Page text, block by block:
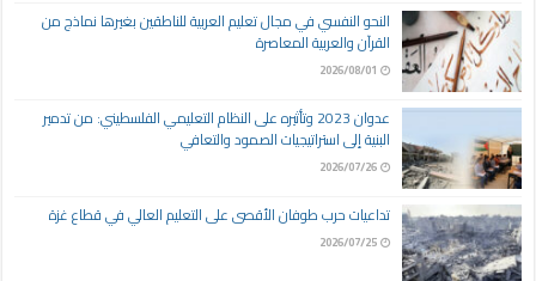
النحو النفسي في مجال تعليم العربية للناطقين بغيرها نماذج من
القرآن والعربية المعاصرة
2026/08/01
عدوان 2023 وتأثيره على النظام التعليمي الفلسطيني: من تدمير
البنية إلى استراتيجيات الصمود والتعافي
2026/07/26
تداعيات حرب طوفان الأقصى على التعليم العالي في قطاع غزة
2026/07/25